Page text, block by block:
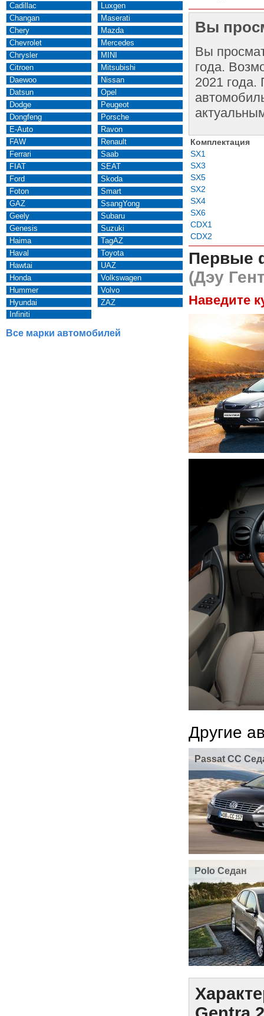
Cadillac
Changan
Chery
Chevrolet
Chrysler
Citroen
Daewoo
Datsun
Dodge
Dongfeng
E-Auto
FAW
Ferrari
FIAT
Ford
Foton
GAZ
Geely
Genesis
Haima
Haval
Hawtai
Honda
Hummer
Hyundai
Infiniti
Luxgen
Maserati
Mazda
Mercedes
MINI
Mitsubishi
Nissan
Opel
Peugeot
Porsche
Ravon
Renault
Saab
SEAT
Skoda
Smart
SsangYong
Subaru
Suzuki
TagAZ
Toyota
UAZ
Volkswagen
Volvo
ZAZ
Все марки автомобилей
Вы
Вы
года.
2021 года.
Комплектация
SX1
SX3
SX5
SX2
SX4
SX6
CDX1
CDX2
Первые
(Дэу
Наведите
Другие
Passat CC
Polo Седан